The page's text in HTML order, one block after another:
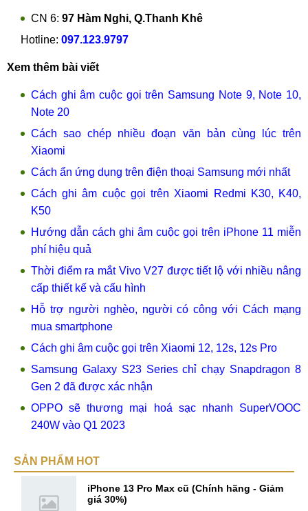
CN 6: 97 Hàm Nghi, Q.Thanh Khê
Hotline: 097.123.9797
Xem thêm bài viết
Cách ghi âm cuộc gọi trên Samsung Note 9, Note 10,
Note 20
Cách sao chép nhiều đoạn văn bản cùng lúc trên
Xiaomi
Cách ẩn ứng dụng trên điện thoại Samsung mới nhất
Cách ghi âm cuộc gọi trên Xiaomi Redmi K30, K40,
K50
Hướng dẫn cách ghi âm cuộc gọi trên iPhone 11 miễn
phí hiệu quả
Thời điểm ra mắt Vivo V27 được tiết lộ với nhiều nâng
cấp thiết kế và cấu hình
Hỗ trợ người nghèo, người có công với Cách mạng
mua smartphone
Cách ghi âm cuộc gọi trên Xiaomi 12, 12s, 12s Pro
Samsung Galaxy S23 Series chỉ chạy Snapdragon 8
Gen 2 đã được xác nhận
OPPO sẽ thương mại hoá sạc nhanh SuperVOOC
240W vào Q1 2023
SẢN PHẨM HOT
iPhone 13 Pro Max cũ (Chính hãng - Giảm
giá 30%)